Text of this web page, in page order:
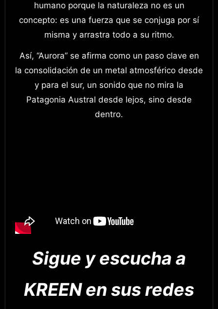
humano porque la naturaleza no es un
concepto: es una fuerza que se conjuga por sí
misma y arrastra todo a su ritmo.
Así, “Aurora” se afirma como un paso clave en
la consolidación de un metal atmosférico desde
y para el sur, un sonido que no mira la
Patagonia Austral desde lejos, sino desde
dentro.
Sigue y escucha a
KREEN en sus redes